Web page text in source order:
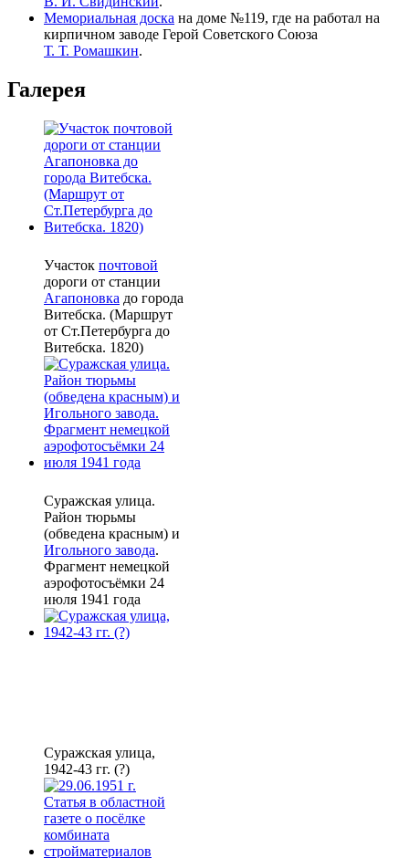
Мемориальная доска на доме №119, где на работал на
кирпичном заводе Герой Советского Союза
Т. Т. Ромашкин.
Галерея
Участок почтовой
дороги от станции
Агапоновка до города
Витебска. (Маршрут
от Ст.Петербурга до
Витебска. 1820)
Суражская улица.
Район тюрьмы
(обведена красным) и
Игольного завода.
Фрагмент немецкой
аэрофотосъёмки 24
июля 1941 года
Суражская улица,
1942-43 гг. (?)